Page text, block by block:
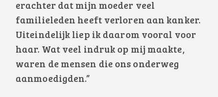
erachter dat mijn moeder veel
familieleden heeft verloren aan kanker.
Uiteindelijk liep ik daarom vooral voor
haar. Wat veel indruk op mij maakte,
waren de mensen die ons onderweg
aanmoedigden.”